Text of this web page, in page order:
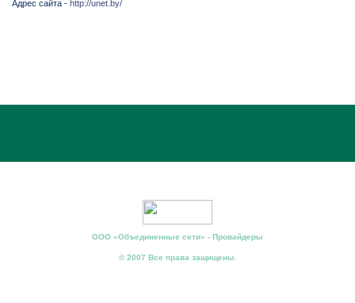
Адрес сайта - http://unet.by/
ООО «Объединенные сети» - Провайдеры
© 2007 Все права защищены.